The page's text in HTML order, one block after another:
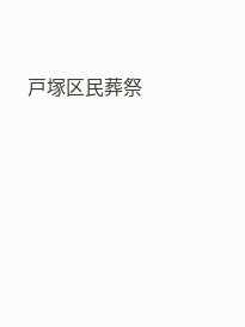
戸塚区民葬祭